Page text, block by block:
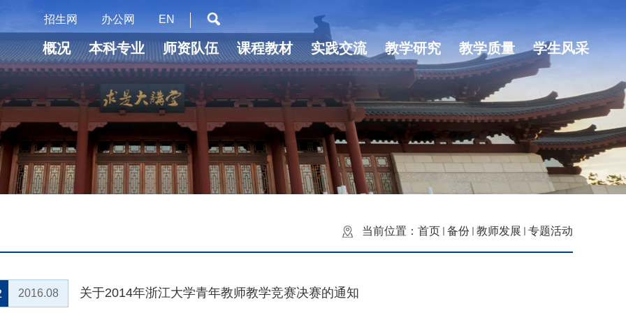
招生网 办公网 EN
概况 本科专业 师资队伍 课程教材 实践交流 教学研究 教学质量 学生风采
当前位置： 首页 备份 教师发展 专题活动
2016.08 关于2014年浙江大学青年教师教学竞赛决赛的通知